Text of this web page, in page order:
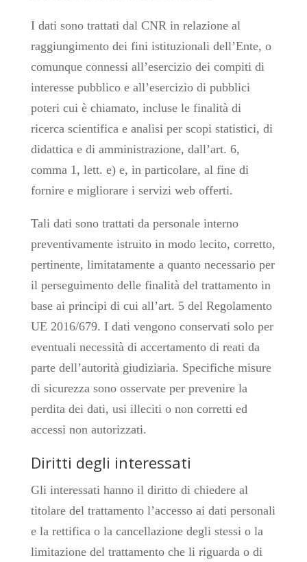
I dati sono trattati dal CNR in relazione al
raggiungimento dei fini istituzionali dell’Ente, o
comunque connessi all’esercizio dei compiti di
interesse pubblico e all’esercizio di pubblici
poteri cui è chiamato, incluse le finalità di
ricerca scientifica e analisi per scopi statistici, di
didattica e di amministrazione, dall’art. 6,
comma 1, lett. e) e, in particolare, al fine di
fornire e migliorare i servizi web offerti.
Tali dati sono trattati da personale interno
preventivamente istruito in modo lecito, corretto,
pertinente, limitatamente a quanto necessario per
il perseguimento delle finalità del trattamento in
base ai principi di cui all’art. 5 del Regolamento
UE 2016/679. I dati vengono conservati solo per
eventuali necessità di accertamento di reati da
parte dell’autorità giudiziaria. Specifiche misure
di sicurezza sono osservate per prevenire la
perdita dei dati, usi illeciti o non corretti ed
accessi non autorizzati.
Diritti degli interessati
Gli interessati hanno il diritto di chiedere al
titolare del trattamento l’accesso ai dati personali
e la rettifica o la cancellazione degli stessi o la
limitazione del trattamento che li riguarda o di